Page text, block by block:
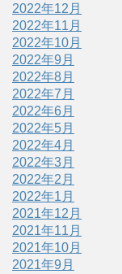
2022年12月
2022年11月
2022年10月
2022年9月
2022年8月
2022年7月
2022年6月
2022年5月
2022年4月
2022年3月
2022年2月
2022年1月
2021年12月
2021年11月
2021年10月
2021年9月